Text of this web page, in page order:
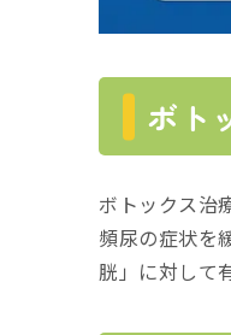
ボト
ボトックス治
頻尿の症状を
胱」に対して